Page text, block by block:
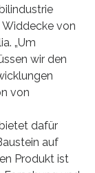
Widdecke von
„Um
wir den
von
dafür
auf
Produkt ist